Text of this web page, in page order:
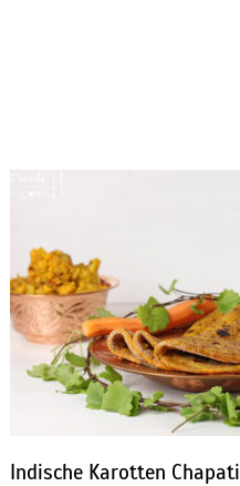
Indische Karotten Chapati